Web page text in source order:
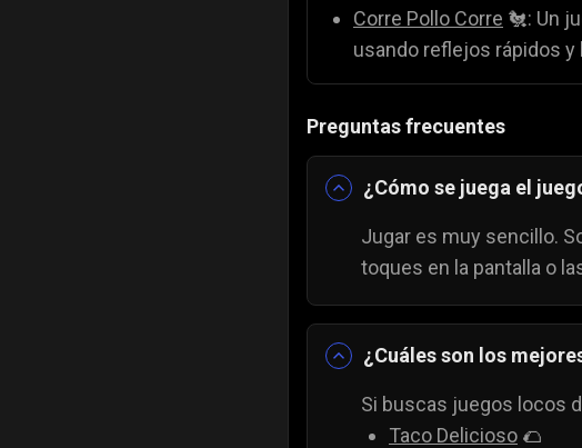
Corre Pollo Corre 🐔: Un
usando reflejos rápidos y
Preguntas frecuentes
¿Cómo se juega el
Jugar es muy sencillo.
toques en la pantalla o
¿Cuáles son los
Si buscas juegos locos
Taco Delicioso 🌮